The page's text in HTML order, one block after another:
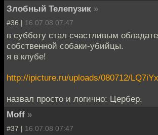
Злобный Телепузик »
#36 | 16.07.08 07:47
в субботу стал счастливым
собственной собаки-убийцы.
я в клубе!
http://ipicture.ru/uploads/080712/
назвал просто и логично: Цербер.
Moff »
#37 | 16.07.08 07:47